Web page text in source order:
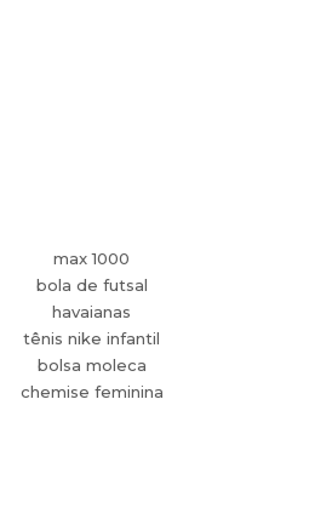
max 1000
bola de futsal
havaianas
tênis nike infantil
bolsa moleca
chemise feminina